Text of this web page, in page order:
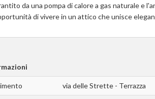
da una pompa di calore a gas naturale e
di vivere in un attico che unisce
via delle Strette - Terrazza